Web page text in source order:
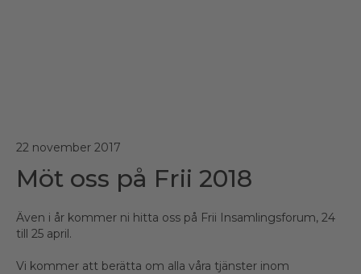
22 november 2017
Möt oss på Frii 2018
Även i år kommer ni hitta oss på Frii Insamlingsforum, 24
till 25 april.
Vi kommer att berätta om alla våra tjänster inom